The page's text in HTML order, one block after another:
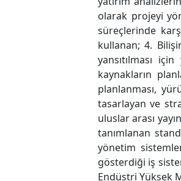
olarak projeyi
süreçlerinde
kullanan; 4.
yansıtılması
kaynakların
planlanması,
tasarlayan ve
uluslar arası
tanımlanan
yönetim
gösterdiği iş
Endüstri Yüksek